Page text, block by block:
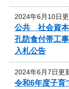
2024年6月10日
公共 社会資本
孔防食付帯工
入札公告
2024年6月7日更
令和6年度子育